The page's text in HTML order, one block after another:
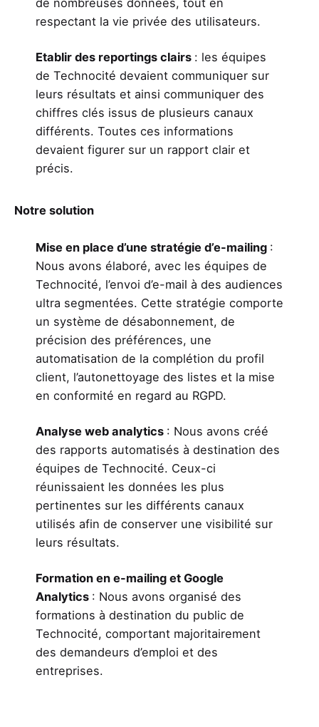
de nombreuses données, tout en
respectant la vie privée des utilisateurs.
Etablir des reportings clairs : les équipes
de Technocité devaient communiquer sur
leurs résultats et ainsi communiquer des
chiffres clés issus de plusieurs canaux
différents. Toutes ces informations
devaient figurer sur un rapport clair et
précis.
Notre solution
Mise en place d’une stratégie d’e-mailing :
Nous avons élaboré, avec les équipes de
Technocité, l’envoi d’e-mail à des audiences
ultra segmentées. Cette stratégie comporte
un système de désabonnement, de
précision des préférences, une
automatisation de la complétion du profil
client, l’autonettoyage des listes et la mise
en conformité en regard au RGPD.
Analyse web analytics : Nous avons créé
des rapports automatisés à destination des
équipes de Technocité. Ceux-ci
réunissaient les données les plus
pertinentes sur les différents canaux
utilisés afin de conserver une visibilité sur
leurs résultats.
Formation en e-mailing et Google
Analytics : Nous avons organisé des
formations à destination du public de
Technocité, comportant majoritairement
des demandeurs d’emploi et des
entreprises.